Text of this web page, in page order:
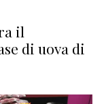
il
di uova di